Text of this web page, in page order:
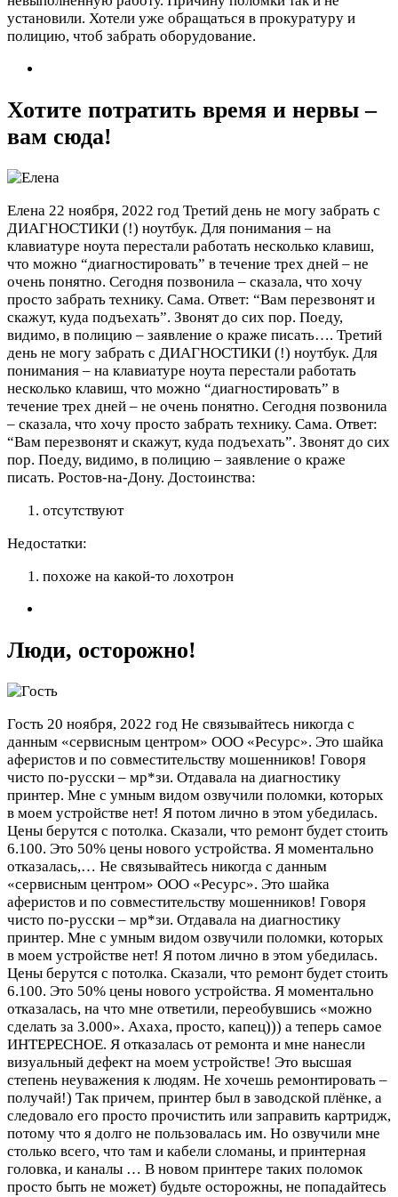
установили. Хотели уже обращаться в прокуратуру и
полицию, чтоб забрать оборудование.
Хотите потратить время и нервы –
вам сюда!
Елена 22 ноября, 2022 год Третий день не могу забрать с
ДИАГНОСТИКИ (!) ноутбук. Для понимания – на
клавиатуре ноута перестали работать несколько клавиш,
что можно “диагностировать” в течение трех дней – не
очень понятно. Сегодня позвонила – сказала, что хочу
просто забрать технику. Сама. Ответ: “Вам перезвонят и
скажут, куда подъехать”. Звонят до сих пор. Поеду,
видимо, в полицию – заявление о краже писать…. Третий
день не могу забрать с ДИАГНОСТИКИ (!) ноутбук. Для
понимания – на клавиатуре ноута перестали работать
несколько клавиш, что можно “диагностировать” в
течение трех дней – не очень понятно. Сегодня позвонила
– сказала, что хочу просто забрать технику. Сама. Ответ:
“Вам перезвонят и скажут, куда подъехать”. Звонят до сих
пор. Поеду, видимо, в полицию – заявление о краже
писать. Ростов-на-Дону. Достоинства:
отсутствуют
Недостатки:
похоже на какой-то лохотрон
Люди, осторожно!
Гость 20 ноября, 2022 год Не связывайтесь никогда с
данным «сервисным центром» ООО «Ресурс». Это шайка
аферистов и по совместительству мошенников! Говоря
чисто по-русски – мр*зи. Отдавала на диагностику
принтер. Мне с умным видом озвучили поломки, которых
в моем устройстве нет! Я потом лично в этом убедилась.
Цены берутся с потолка. Сказали, что ремонт будет стоить
6.100. Это 50% цены нового устройства. Я моментально
отказалась,… Не связывайтесь никогда с данным
«сервисным центром» ООО «Ресурс». Это шайка
аферистов и по совместительству мошенников! Говоря
чисто по-русски – мр*зи. Отдавала на диагностику
принтер. Мне с умным видом озвучили поломки, которых
в моем устройстве нет! Я потом лично в этом убедилась.
Цены берутся с потолка. Сказали, что ремонт будет стоить
6.100. Это 50% цены нового устройства. Я моментально
отказалась, на что мне ответили, переобувшись «можно
сделать за 3.000». Ахаха, просто, капец))) а теперь самое
ИНТЕРЕСНОЕ. Я отказалась от ремонта и мне нанесли
визуальный дефект на моем устройстве! Это высшая
степень неуважения к людям. Не хочешь ремонтировать –
получай!) Так причем, принтер был в заводской плёнке, а
следовало его просто прочистить или заправить картридж,
потому что я долго не пользовалась им. Но озвучили мне
столько всего, что там и кабели сломаны, и принтерная
головка, и каналы … В новом принтере таких поломок
просто быть не может) будьте осторожны, не попадайтесь